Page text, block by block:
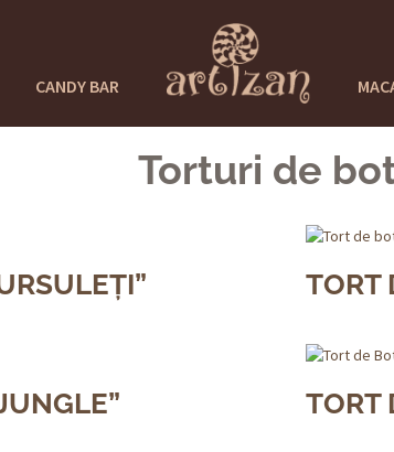
CANDY BAR
Torturi de
TORT
TORT